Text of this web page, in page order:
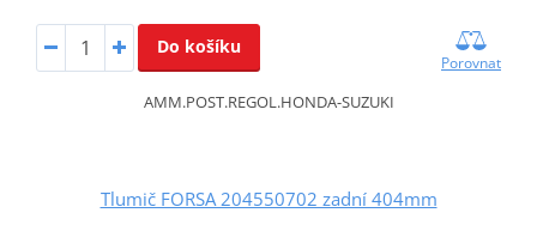
Do košíku
Porovnat
AMM.POST.REGOL.HONDA-SUZUKI
Tlumič FORSA 204550702 zadní 404mm